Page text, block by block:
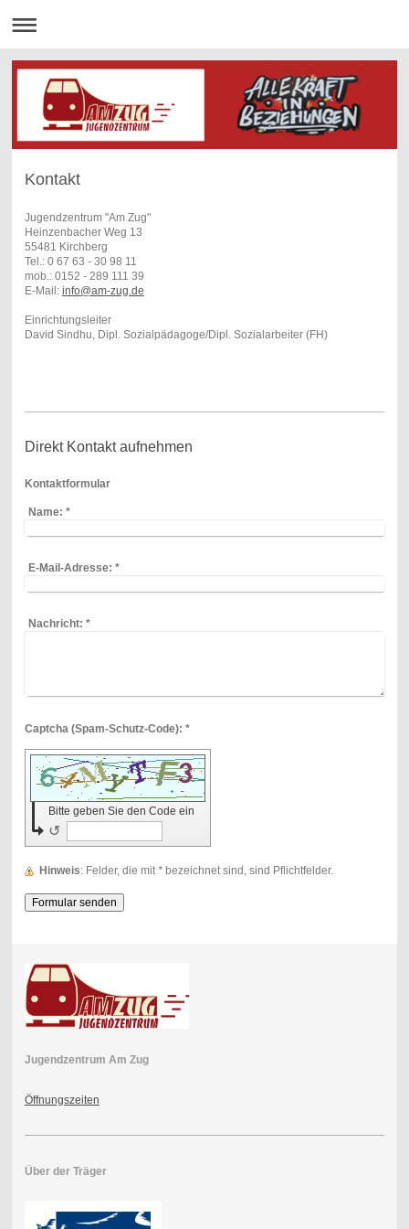
Kontakt
Jugendzentrum "Am Zug"
Heinzenbacher Weg 13
55481 Kirchberg
Tel.: 0 67 63 - 30 98 11
mob.: 0152 - 289 111 39
E-Mail: info@am-zug.de
Einrichtungsleiter
David Sindhu, Dipl. Sozialpädagoge/Dipl. Sozialarbeiter (FH)
Direkt Kontakt aufnehmen
Kontaktformular
Name: *
E-Mail-Adresse: *
Nachricht: *
Captcha (Spam-Schutz-Code): *
Bitte geben Sie den Code ein
↺
Hinweis : Felder, die mit *bezeichnet sind, sind Pflichtfelder.
Jugendzentrum Am Zug
Öffnungszeiten
Über der Träger